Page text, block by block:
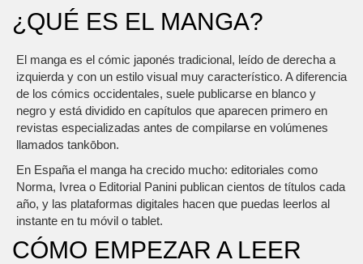
¿QUÉ ES EL MANGA?
El manga es el cómic japonés tradicional, leído de derecha a
izquierda y con un estilo visual muy característico. A diferencia
de los cómics occidentales, suele publicarse en blanco y
negro y está dividido en capítulos que aparecen primero en
revistas especializadas antes de compilarse en volúmenes
llamados tankōbon.
En España el manga ha crecido mucho: editoriales como
Norma, Ivrea o Editorial Panini publican cientos de títulos cada
año, y las plataformas digitales hacen que puedas leerlos al
instante en tu móvil o tablet.
CÓMO EMPEZAR A LEER